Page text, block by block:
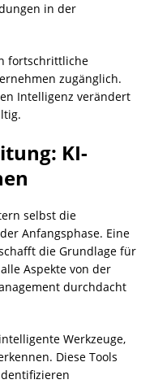
in der
fortschrittliche
zugänglich.
Intelligenz verändert
KI-
selbst die
Anfangsphase. Eine
die Grundlage für
Aspekte von der
durchdacht
Werkzeuge,
Diese Tools